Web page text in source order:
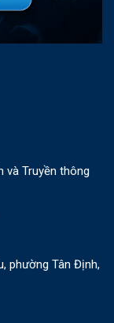
và Truyền thông
phường Tân Định,